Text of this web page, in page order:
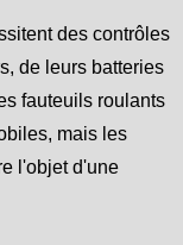
des contrôles
de leurs batteries
fauteuils roulants
mais les
l'objet d'une